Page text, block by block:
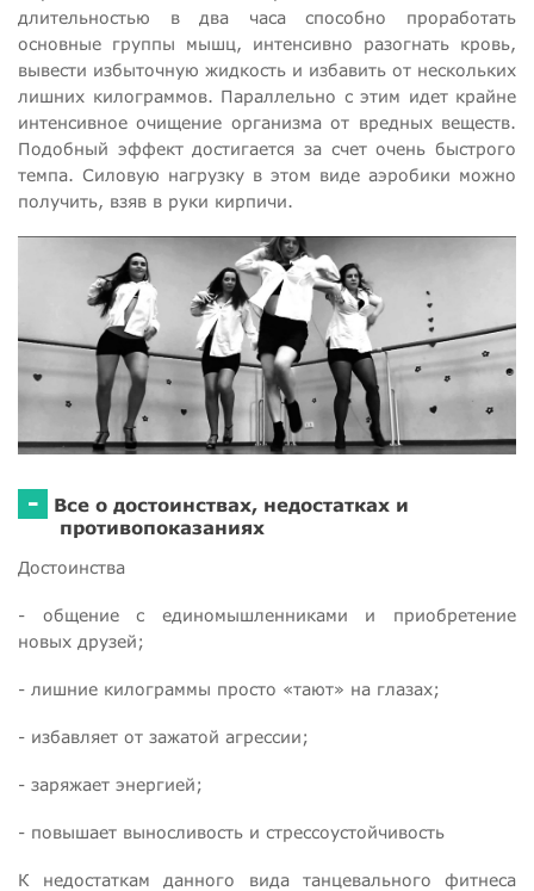
длительностью в два часа способно проработать
основные группы мышц, интенсивно разогнать кровь,
вывести избыточную жидкость и избавить от нескольких
лишних килограммов. Параллельно с этим идет крайне
интенсивное очищение организма от вредных веществ.
Подобный эффект достигается за счет очень быстрого
темпа. Силовую нагрузку в этом виде аэробики можно
получить, взяв в руки кирпичи.
-
Все о достоинствах, недостатках и
противопоказаниях
Достоинства
- общение с единомышленниками и приобретение
новых друзей;
- лишние килограммы просто «тают» на глазах;
- избавляет от зажатой агрессии;
- заряжает энергией;
- повышает выносливость и стрессоустойчивость
К недостаткам данного вида танцевального фитнеса